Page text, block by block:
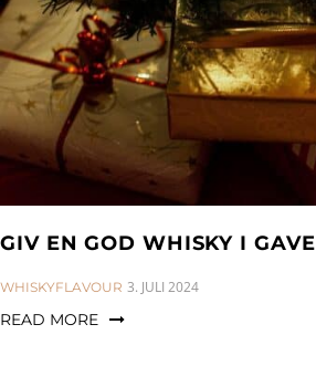
GIV EN GOD WHISKY I GAVE
CATEGORIES:
WHISKYFLAVOUR 3. JULI 2024
READ MORE